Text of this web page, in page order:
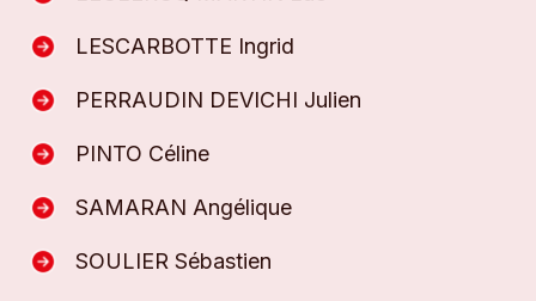
LESCARBOTTE Ingrid
PERRAUDIN DEVICHI Julien
PINTO Céline
SAMARAN Angélique
SOULIER Sébastien